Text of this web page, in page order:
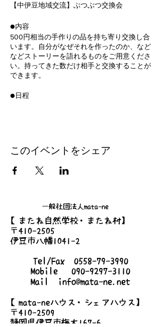
【中伊豆地域交流】ぶつぶつ交換会
●内容
500円相当の手作りの品を持ち寄り交換し合
います。自分がなぜそれを作ったのか、など
などストーリーを語れるものをご用意くださ
い。持ってきた数だけ相手と交換することが
できます。
●日程
2023/6/17(土)
2023/9/9(土)
2023/6/17(土)
2023/12/16(土)
●時間
8:00am-10:00am
静岡県伊豆市八幡1053
●持ち物
500円相当の手作り品
このイベントをシェア
一般社団法人mata-ne
【またね自然学校・またね村】
〒410-2505
伊豆市八幡1041-2
Tel/Fax0558-79-3990
Mobile 090-9297-3110
Mail
info@mata-ne.net
【mata-neハウス・シェアハウス】
〒410-2509
静岡県伊豆市梅木167-6